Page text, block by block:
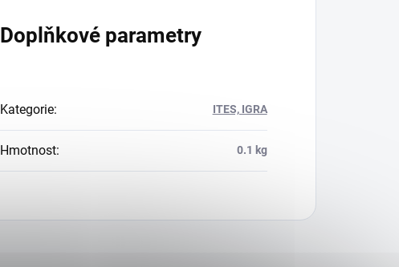
Doplňkové parametry
Kategorie: ITES, IGRA
Hmotnost: 0.1 kg